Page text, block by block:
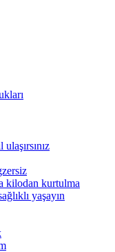
kilodan kurtulma
yaşayın